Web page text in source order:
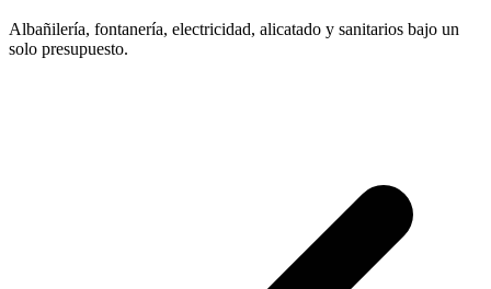
Albañilería, fontanería, electricidad, alicatado y sanitarios bajo un
solo presupuesto.